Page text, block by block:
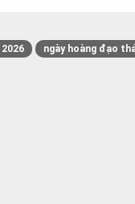
ngày hoàng đạo